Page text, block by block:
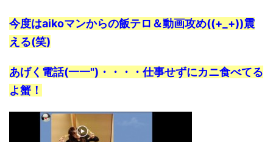
今度はaikoマンからの飯テロ＆動画攻め((+_+))震
える(笑)
あげく電話(一一")・・・・仕事せずにカニ食べてる
よ蟹！